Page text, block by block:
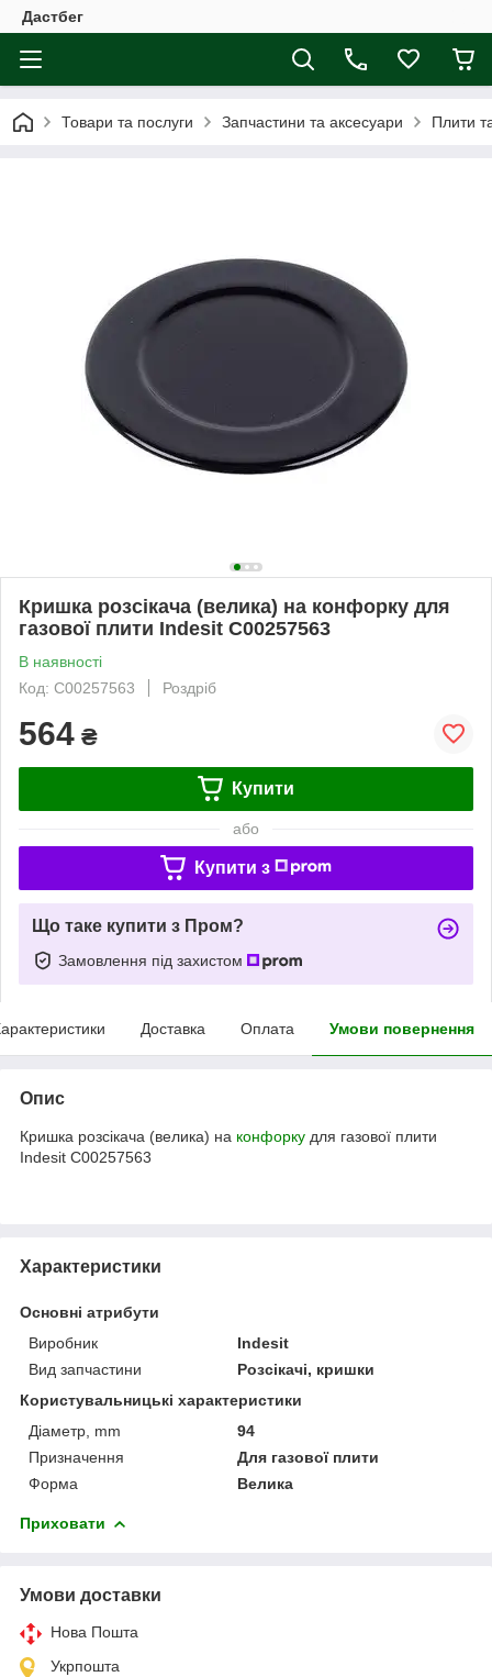
Дастбег
Товари та послуги Запчастини та аксесуари Плити
Кришка розсікача (велика) на конфорку для
газової плити Indesit C00257563
В наявності
Код: C00257563
Роздріб
564 ₴
Купити
або
Купити з
Що таке купити з Пром?
Замовлення під захистом
Доставка Оплата Умови повернення
Опис
Кришка розсікача (велика) на конфорку для газової плити
Indesit C00257563
Характеристики
Основні атрибути
Виробник
Indesit
Вид запчастини
Розсікачі, кришки
Користувальницькі характеристики
Діаметр, mm
94
Призначення
Для газової плити
Форма
Велика
Приховати
Умови доставки
Нова Пошта
Укрпошта